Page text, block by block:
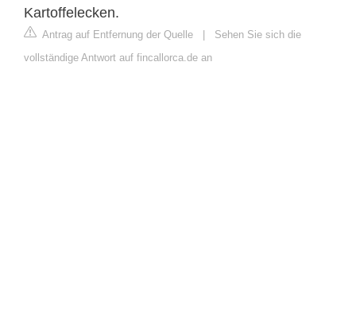
Kartoffelecken.
Antrag auf Entfernung der Quelle | Sehen Sie sich die
vollständige Antwort auf fincallorca.de an